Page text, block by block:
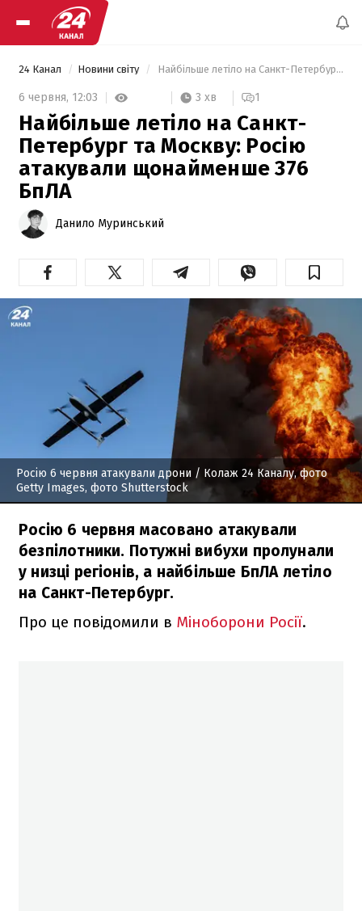
24 Канал Новини світу Найбільше летіло на Санкт-Петербург та Москву: Росію атакували щонайменше 376 БпЛА
6 червня, 12:03 3 хв 1
Найбільше летіло на Санкт-
Петербург та Москву: Росію
атакували щонайменше 376
БпЛА
Данило Муринський
Росію 6 червня атакували дрони / Колаж 24 Каналу, фото
Getty Images, фото Shutterstock
Росію 6 червня масовано атакували
безпілотники. Потужні вибухи пролунали
у низці регіонів, а найбільше БпЛА летіло
на Санкт-Петербург.
Про це повідомили в Міноборони Росії.